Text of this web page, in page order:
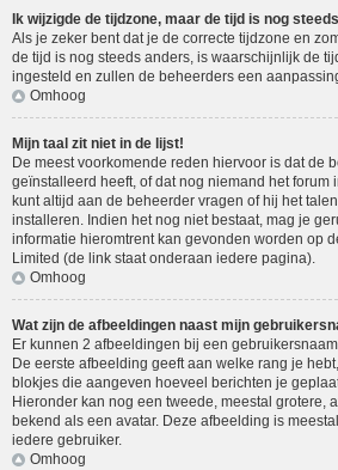
Ik wijzigde de tijdzone, maar de tijd is nog
Als je zeker bent dat je de correcte tijdzone en
de tijd is nog steeds anders, is waarschijnlijk de
ingesteld en zullen de beheerders een
Omhoog
Mijn taal zit niet in de lijst!
De meest voorkomende reden hiervoor is dat de
geïnstalleerd heeft, of dat nog niemand het forum
kunt altijd aan de beheerder vragen of hij het
installeren. Indien het nog niet bestaat, mag je
informatie hieromtrent kan gevonden worden op
Limited (de link staat onderaan iedere pagina).
Omhoog
Wat zijn de afbeeldingen naast mijn
Er kunnen 2 afbeeldingen bij een
De eerste afbeelding geeft aan welke rang je
blokjes die aangeven hoeveel berichten je
Hieronder kan nog een tweede, meestal grotere,
bekend als een avatar. Deze afbeelding is
iedere gebruiker.
Omhoog